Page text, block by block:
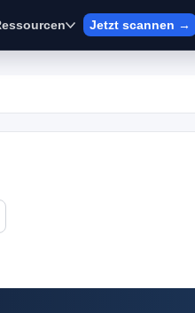
Jetzt scannen →